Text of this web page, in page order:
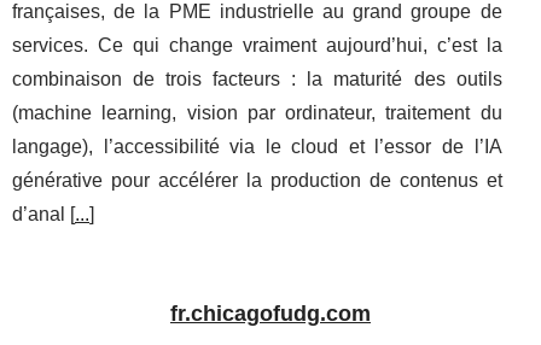
françaises, de la PME industrielle au grand groupe de
services. Ce qui change vraiment aujourd’hui, c’est la
combinaison de trois facteurs : la maturité des outils
(machine learning, vision par ordinateur, traitement du
langage), l’accessibilité via le cloud et l’essor de l’IA
générative pour accélérer la production de contenus et
d’anal [...]
fr.chicagofudg.com